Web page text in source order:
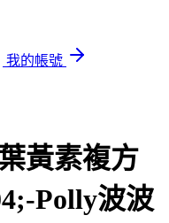
我的帳號
黃素複方
Polly波波